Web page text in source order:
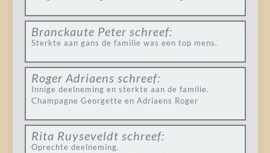
Branckaute Peter schreef:
Sterkte aan gans de familie was een top mens.
Roger Adriaens schreef:
Innige deelneming en sterkte aan de familie.
Champagne Georgette en Adriaens Roger
Rita Ruyseveldt schreef:
Oprechte deelneming.